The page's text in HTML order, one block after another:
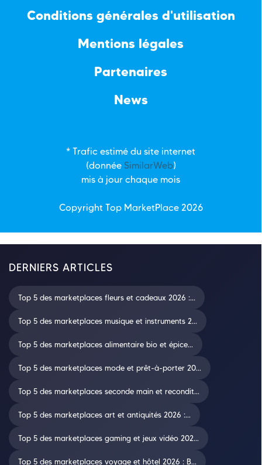
Conditions générales d'utilisation
Mentions légales
Partenaires
News
* Trafic estimé du site internet
(donnée SimilarWeb)
mis à jour chaque mois
Copyright Top MarketPlace2026
DERNIERS ARTICLES
Top 5 des marketplaces fleurs et cadeaux 2026 :...
Top 5 des marketplaces musique et instruments 2...
Top 5 des marketplaces alimentaire bio et épice...
Top 5 des marketplaces mode et prêt-à-porter 20...
Top 5 des marketplaces seconde main et recondit...
Top 5 des marketplaces art et antiquités 2026 :...
Top 5 des marketplaces gaming et jeux vidéo 202...
Top 5 des marketplaces voyage et hôtel 2026 : B...